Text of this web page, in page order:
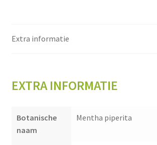
Extra informatie
EXTRA INFORMATIE
Botanische
naam
Mentha piperita